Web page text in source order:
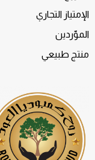
الإمتياز التجاري
الموّردين
منتج طبيعي